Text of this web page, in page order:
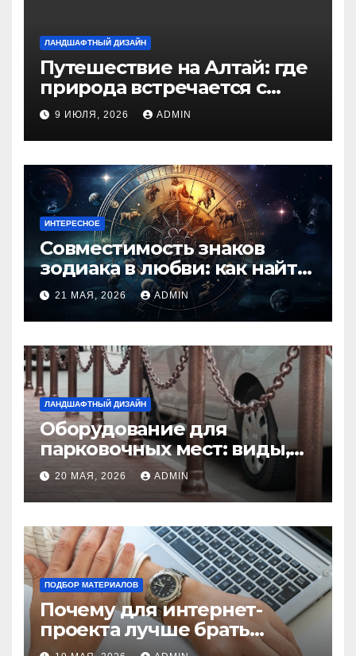
ЛАНДШАФТНЫЙ ДИЗАЙН
Путешествие на Алтай: где
природа встречается с
духом приключений
9 ИЮЛЯ, 2026 ADMIN
ИНТЕРЕСНОЕ
Совместимость знаков
зодиака в любви: как найти
идеальную пару и
избежать конфликтов
21 МАЯ, 2026 ADMIN
ЛАНДШАФТНЫЙ ДИЗАЙН
Оборудование для
парковочных мест: виды,
функции и нормы
установки
20 МАЯ, 2026 ADMIN
ПОДБОР МАТЕРИАЛОВ
Почему для интернет-
проекта лучше брать
отдельный сервер: